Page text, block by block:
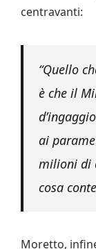
centravanti:
“Quello
è che il
ai
milioni di
cosa
Moretto,